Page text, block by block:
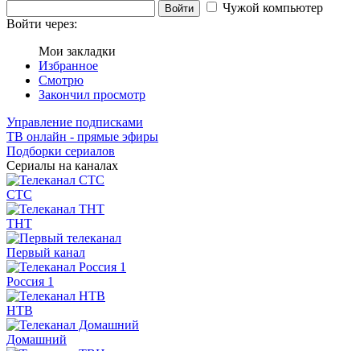
Войти
Чужой компьютер
Войти через:
Мои закладки
Избранное
Смотрю
Закончил просмотр
Управление подписками
ТВ онлайн - прямые эфиры
Подборки сериалов
Сериалы на каналах
СТС
ТНТ
Первый канал
Россия 1
НТВ
Домашний